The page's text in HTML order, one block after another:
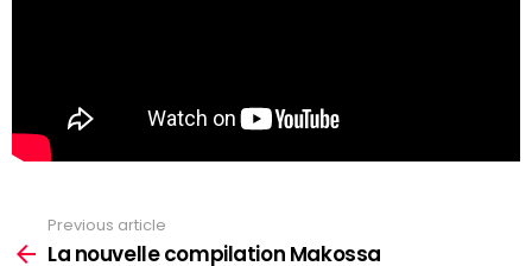
more
Previous article
La nouvelle compilation Makossa